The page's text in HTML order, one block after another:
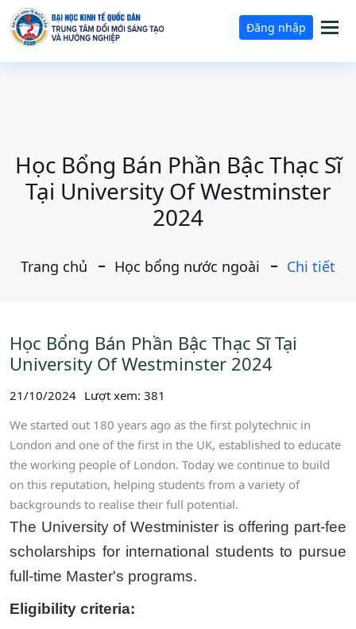
Đăng nhập
Học Bổng Bán Phần Bậc Thạc Sĩ
Tại University Of Westminster
2024
Trang chủ Học bổng nước ngoài Chi tiết
Học Bổng Bán Phần Bậc Thạc Sĩ Tại
University Of Westminster 2024
21/10/2024 Lượt xem: 381
We started out 180 years ago as the first polytechnic in
London and one of the first in the UK, established to educate
the working people of London. Today we continue to build
on this reputation, helping students from a variety of
backgrounds to realise their full potential.
The University of Westminister is offering part-fee
scholarships for international students to pursue
full-time Master's programs.
Eligibility criteria: